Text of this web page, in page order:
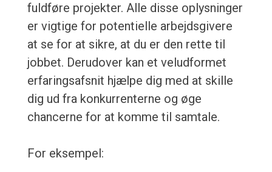
fuldføre projekter. Alle disse oplysninger
er vigtige for potentielle arbejdsgivere
at se for at sikre, at du er den rette til
jobbet. Derudover kan et veludformet
erfaringsafsnit hjælpe dig med at skille
dig ud fra konkurrenterne og øge
chancerne for at komme til samtale.
For eksempel: